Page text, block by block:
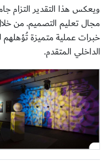
ويعكس هذا التقدير التزام
مجال تعليم التصميم. من
خبرات عملية متميزة تُؤهلهم
الداخلي المتقدم.